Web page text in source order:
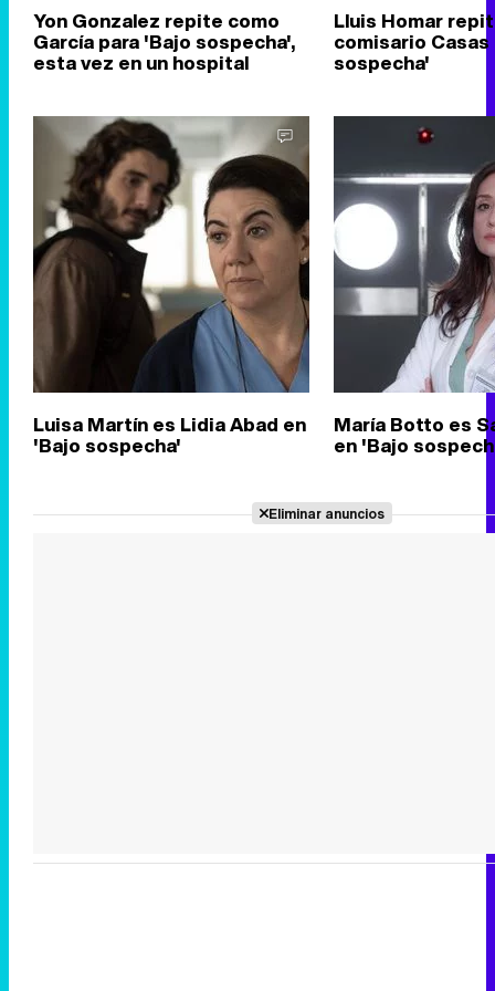
Yon Gonzalez repite como
García para 'Bajo sospecha',
esta vez en un hospital
Lluis Homar
comisario
sospecha'
Luisa Martín es Lidia Abad en
'Bajo sospecha'
María Botto es
en 'Bajo
Eliminar anuncios